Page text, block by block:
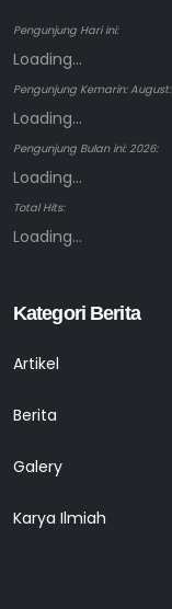
Pengunjung Hari ini:
Loading...
Pengunjung Kemarin: August:
Loading...
Pengunjung Bulan ini: 2026:
Loading...
Total Hits:
Loading...
Kategori Berita
Artikel
Berita
Galery
Karya Ilmiah